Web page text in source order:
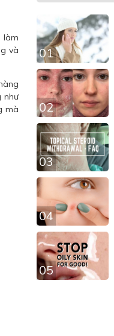
làm
và
như
mà
01
02
03
04
05